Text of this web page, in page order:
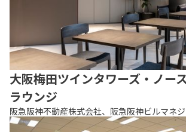
大阪梅田ツインタワーズ・ノー
ラウンジ
阪急阪神不動産株式会社、阪急阪神ビルマネ